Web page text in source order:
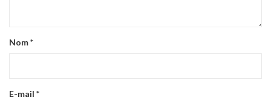
Nom*
E-mail *